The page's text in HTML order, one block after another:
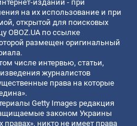
изданий - при
на их использование и при
открытой для поисковых
OBOZ.UA по ссылке
размещен оригинальный
числе интервью, статьи,
журналистов
права на которые
Getty Images редакция
законом Украины
никто не имеет права